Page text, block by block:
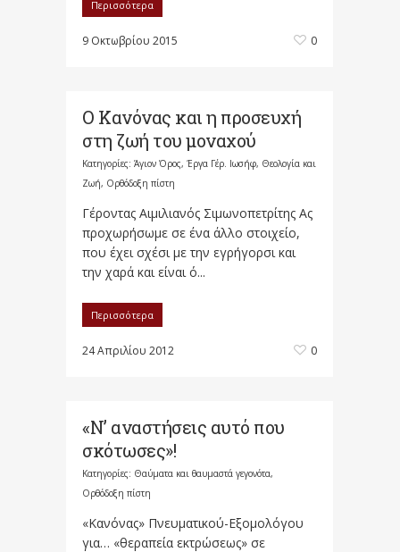
Περισσότερα
9 Οκτωβρίου 2015 0
Ο Κανόνας και η προσευχή
στη ζωή του μοναχού
Κατηγορίες: Άγιον Όρος, Έργα Γέρ. Ιωσήφ, Θεολογία και
Ζωή, Ορθόδοξη πίστη
Γέροντας Αιμιλιανός Σιμωνοπετρίτης Ας
προχωρήσωμε σε ένα άλλο στοιχείο,
που έχει σχέσι με την εγρήγορσι και
την χαρά και είναι ό...
Περισσότερα
24 Απριλίου 2012 0
«Ν’ αναστήσεις αυτό που
σκότωσες»!
Κατηγορίες: Θαύματα και θαυμαστά γεγονότα,
Ορθόδοξη πίστη
«Κανόνας» Πνευματικού-Εξομολόγου
για… «θεραπεία εκτρώσεως» σε